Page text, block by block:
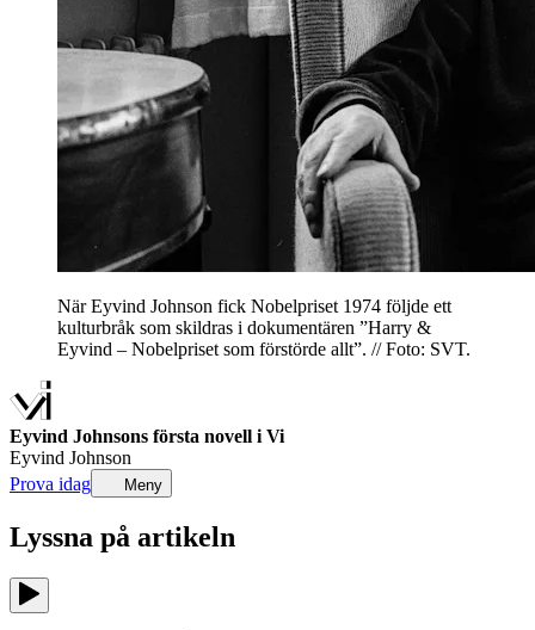
När Eyvind Johnson fick Nobelpriset 1974 följde ett
kulturbråk som skildras i dokumentären ”Harry &
Eyvind – Nobelpriset som förstörde allt”. // Foto: SVT.
Eyvind Johnsons första novell i Vi
Eyvind Johnson
Prova idag
Meny
Lyssna på artikeln